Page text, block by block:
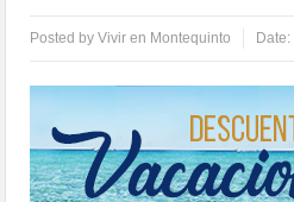
Posted byVivir en Montequinto Date: